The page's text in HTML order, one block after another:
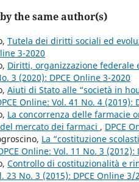
the same author(s)
Tutela dei diritti sociali ed
3-2020
Diritti, organizzazione federale
3 (2020): DPCE Online 3-2020
Aiuti di Stato alle “società in
Online: Vol. 41 No. 4 (2019):
La concorrenza delle farmacie
mercato dei farmaci , DPCE
La “costituzione
Online: Vol. 11 No. 3
Controllo di costituzionalità e
23 No. 3 (2015): DPCE Online 3/